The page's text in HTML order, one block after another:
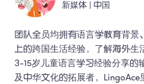
新媒体 中国
团队全员均拥有语言学教育背景
上的跨国生活经验，了解海外生
3-15岁儿童语言学习经验分享的
及中华文化的拓展者，